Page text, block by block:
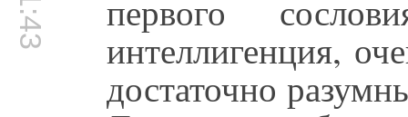
первого
интеллигенция,
достаточно